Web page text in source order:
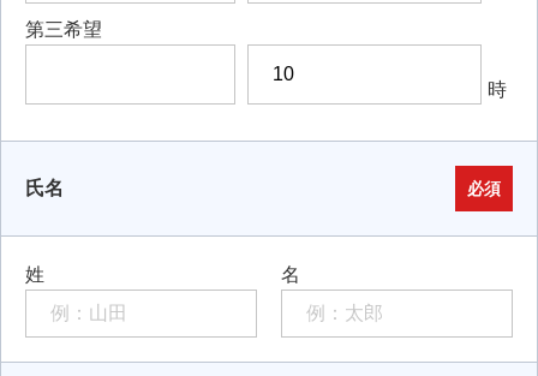
第三希望
時
氏名 必須
姓 名